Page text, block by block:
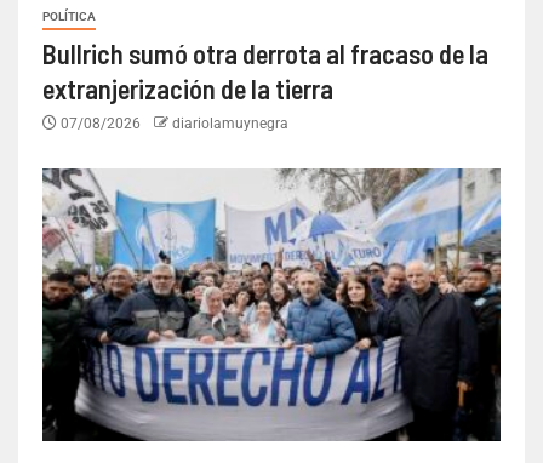
POLÍTICA
Bullrich sumó otra derrota al fracaso de la
extranjerización de la tierra
07/08/2026 diariolamuynegra